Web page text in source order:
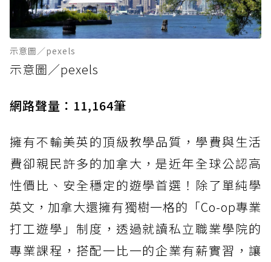
示意圖／pexels
示意圖／pexels
網路聲量：11,164筆
擁有不輸美英的頂級教學品質，學費與生活
費卻親民許多的加拿大，是近年全球公認高
性價比、安全穩定的遊學首選！除了單純學
英文，加拿大還擁有獨樹一格的「Co-op專業
打工遊學」制度，透過就讀私立職業學院的
專業課程，搭配一比一的企業有薪實習，讓